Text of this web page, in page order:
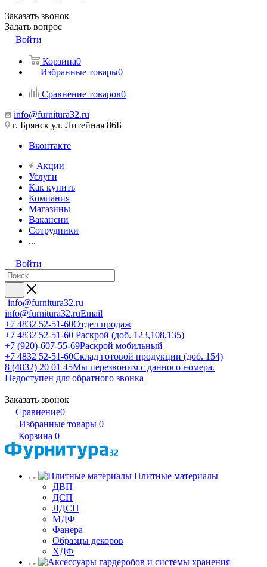
Заказать звонок
Задать вопрос
Войти
Корзина0
Избранные товары0
Сравнение товаров0
info@furnitura32.ru
г. Брянск ул. Литейная 86Б
Вконтакте
Акции
Услуги
Как купить
Компания
Магазины
Вакансии
Сотрудники
...
Войти
info@furnitura32.ru
info@furnitura32.ruEmail
+7 4832 52-51-60Отдел продаж
+7 4832 52-51-60 Раскрой (доб. 123,108,135)
+7 (920)-607-55-69Раскрой мобильный
+7 4832 52-51-60Склад готовой продукции (доб. 154)
8 (4832) 20 01 45Мы перезвоним с данного номера.
Недоступен для обратного звонка
Заказать звонок
Сравнение0
Избранные товары 0
Корзина 0
Плитные материалы
ДВП
ДСП
ЛДСП
МДФ
Фанера
Образцы декоров
ХДФ